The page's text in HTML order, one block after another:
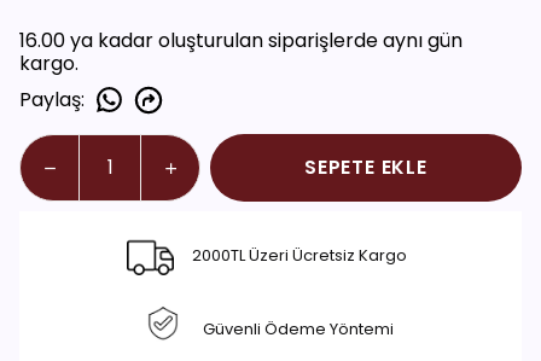
16.00 ya kadar oluşturulan siparişlerde aynı gün
kargo.
Paylaş:
SEPETE EKLE
2000TL Üzeri Ücretsiz Kargo
Güvenli Ödeme Yöntemi